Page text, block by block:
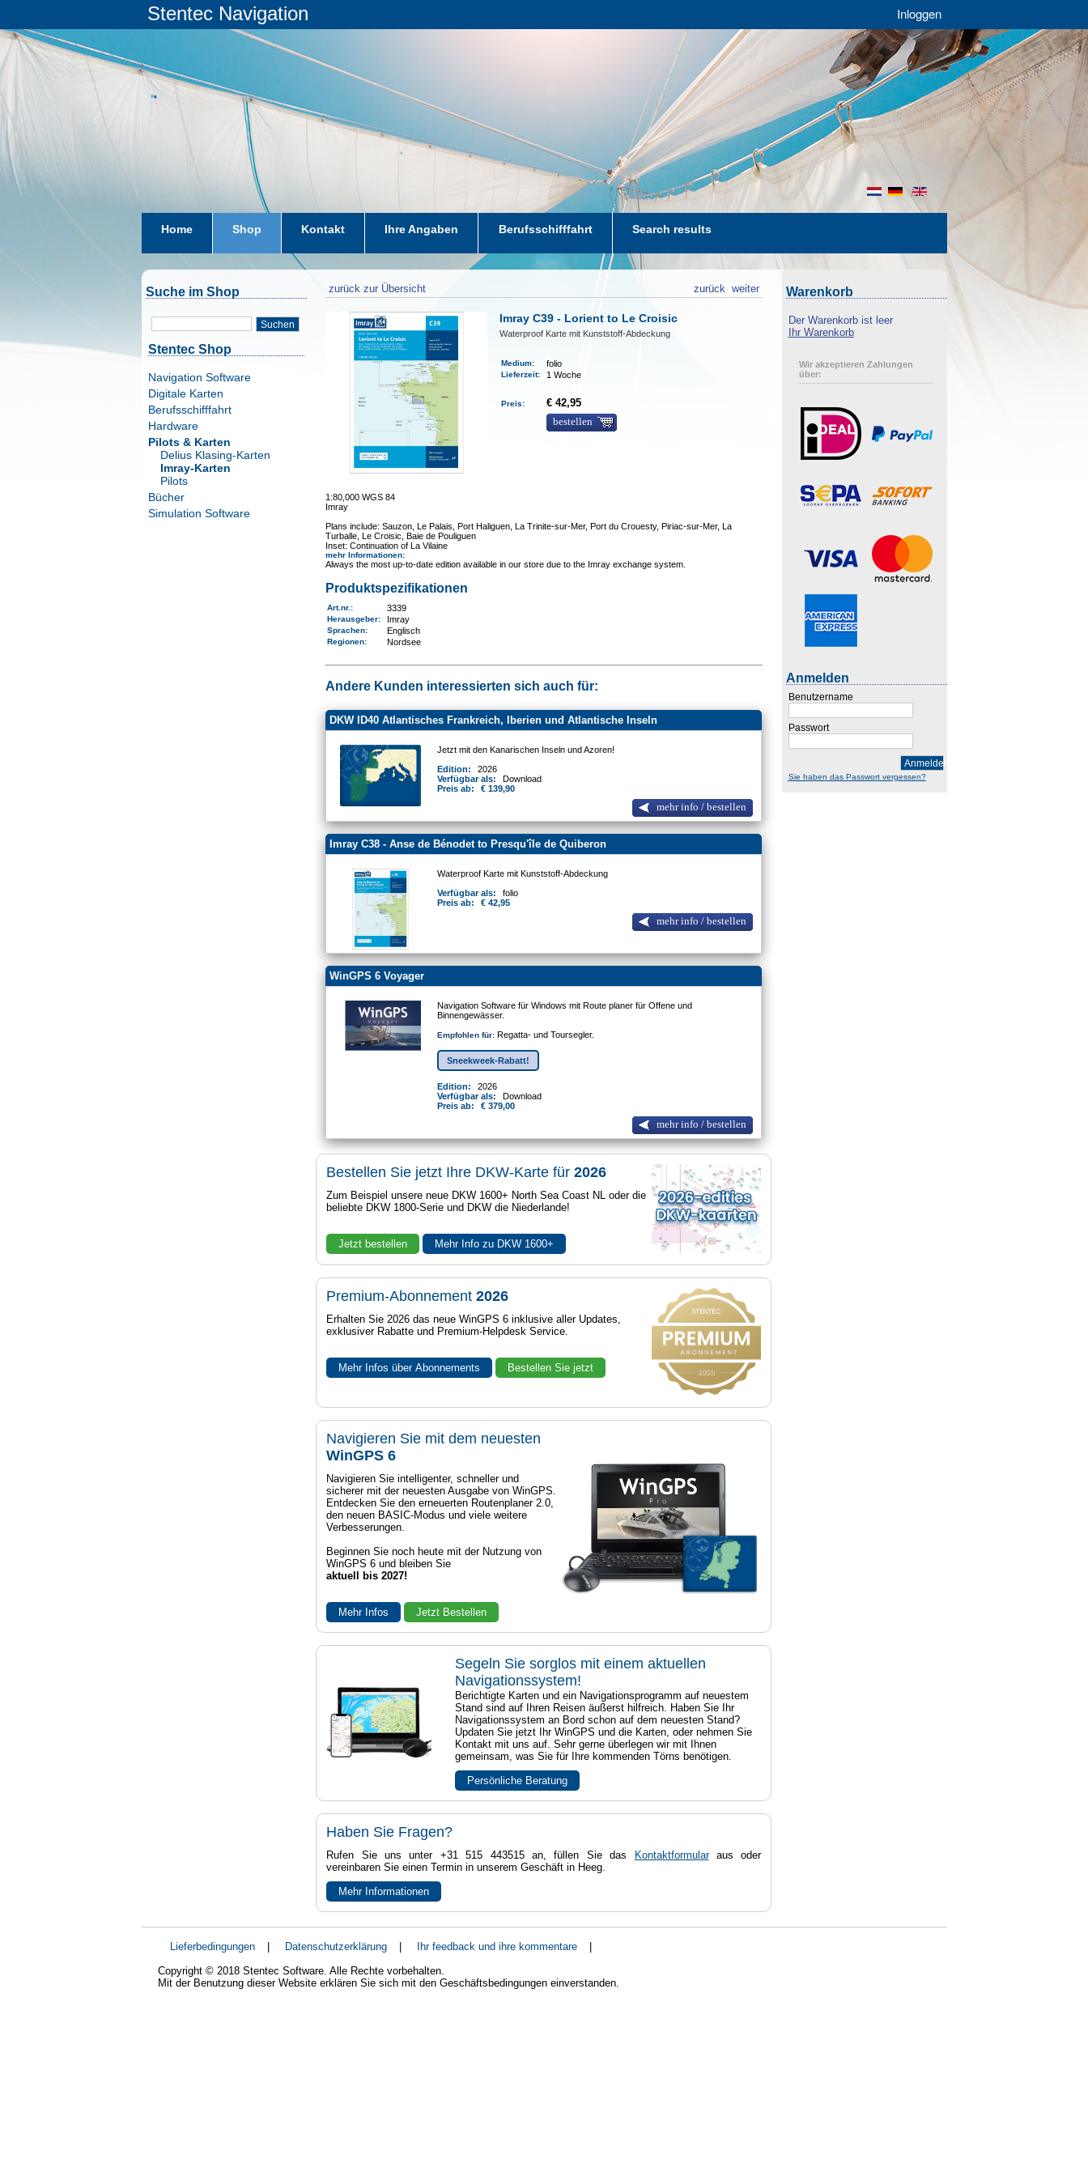
Stentec Navigation Inloggen
en
de
nl
Home Shop Kontakt Ihre Angaben Berufsschifffahrt Search results
Suche im Shop
Suchen
Stentec Shop
Navigation Software
Digitale Karten
Berufsschifffahrt
Hardware
Pilots & Karten
Delius Klasing-Karten
Imray-Karten
Pilots
Bücher
Simulation Software
zurück zur Übersicht weiter
zurück
Imray C39 - Lorient to Le Croisic
Waterproof Karte mit Kunststoff-Abdeckung
Medium: folio
Lieferzeit: 1 Woche
Preis:
€ 42,95
bestellen
1:80,000 WGS 84
Imray
Plans include: Sauzon, Le Palais, Port Haliguen, La Trinite-sur-Mer, Port du Crouesty, Piriac-sur-Mer, La
Turballe, Le Croisic, Baie de Pouliguen
Inset: Continuation of La Vilaine
mehr Informationen:
Always the most up-to-date edition available in our store due to the Imray exchange system.
Produktspezifikationen
Art.nr. : 3339
Herausgeber: Imray
Sprachen: Englisch
Regionen: Nordsee
Andere Kunden interessierten sich auch für:
DKW ID40 Atlantisches Frankreich, Iberien und Atlantische Inseln
Jetzt mit den Kanarischen Inseln und Azoren!
Edition:
2026
Verfügbar als:
Download
Preis ab:
€ 139,90
mehr info / bestellen
Imray C38 - Anse de Bénodet to Presqu'île de Quiberon
Waterproof Karte mit Kunststoff-Abdeckung
Verfügbar als:
folio
Preis ab:
€ 42,95
mehr info / bestellen
WinGPS 6 Voyager
Navigation Software für Windows mit Route planer für Offene und
Binnengewässer.
Empfohlen für: Regatta- und Toursegler.
Sneekweek-Rabatt!
Edition:
2026
Verfügbar als:
Download
Preis ab:
€ 379,00
mehr info / bestellen
Bestellen Sie jetzt Ihre DKW-Karte für2026
Zum Beispiel unsere neue DKW 1600+ North Sea Coast NL oder die
beliebte DKW 1800-Serie und DKW die Niederlande!
Jetzt bestellen Mehr Info zu DKW 1600+
Premium-Abonnement2026
Erhalten Sie 2026 das neue WinGPS 6 inklusive aller Updates,
exklusiver Rabatte und Premium-Helpdesk Service.
Mehr Infos über Abonnements Bestellen Sie jetzt
Navigieren Sie mit dem neuesten
WinGPS 6
Navigieren Sie intelligenter, schneller und
sicherer mit der neuesten Ausgabe von WinGPS.
Entdecken Sie den erneuerten Routenplaner 2.0,
den neuen BASIC-Modus und viele weitere
Verbesserungen.
Beginnen Sie noch heute mit der Nutzung von
WinGPS 6 und bleiben Sie
aktuell bis 2027!
Mehr Infos Jetzt Bestellen
Segeln Sie sorglos mit einem aktuellen
Navigationssystem!
Berichtigte Karten und ein Navigationsprogramm auf neuestem
Stand sind auf Ihren Reisen äußerst hilfreich. Haben Sie Ihr
Navigationssystem an Bord schon auf dem neuesten Stand?
Updaten Sie jetzt Ihr WinGPS und die Karten, oder nehmen Sie
Kontakt mit uns auf. Sehr gerne überlegen wir mit Ihnen
gemeinsam, was Sie für Ihre kommenden Törns benötigen.
Persönliche Beratung
Haben Sie Fragen?
Rufen Sie uns unter +31 515 443515 an, füllen Sie das Kontaktformularaus oder
vereinbaren Sie einen Termin in unserem Geschäft in Heeg.
Mehr Informationen
Warenkorb
Der Warenkorb ist leer
Ihr Warenkorb
Wir akzeptieren Zahlungen
über:
Anmelden
Benutzername
Passwort
Anmelden
Sie haben das Passwort vergessen?
Lieferbedingungen | Datenschutzerklärung | Ihr feedback und ihre kommentare
|
Copyright © 2018 Stentec Software. Alle Rechte vorbehalten.
Mit der Benutzung dieser Website erklären Sie sich mit den Geschäftsbedingungen einverstanden.